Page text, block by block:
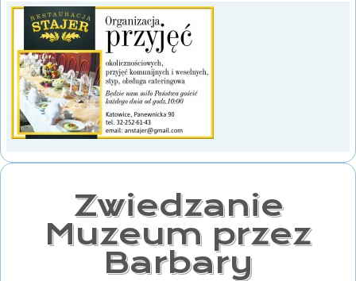
Zwiedzanie
Muzeum przez
Barbary